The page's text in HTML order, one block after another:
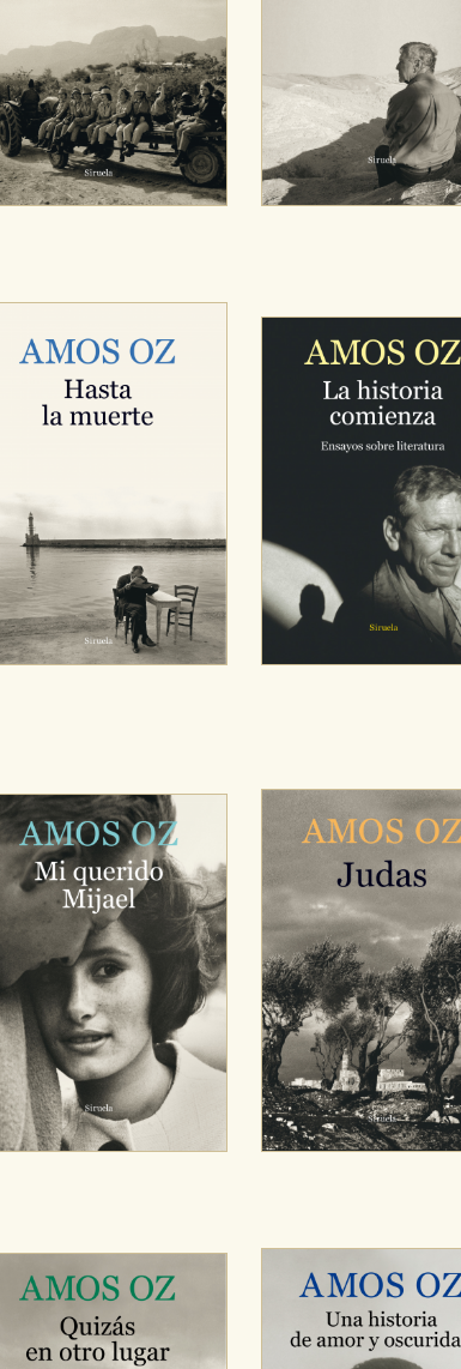
para que nuestro sitio web funcione y no es posible
en ese caso es posible que algunas áreas de
mejorar su experiencia de navegación y optimizar el
que no tenga que reconfigurarlos cada vez que
sociales
por nuestros socios publicitarios y se utilizan para
información personal sino que se basan